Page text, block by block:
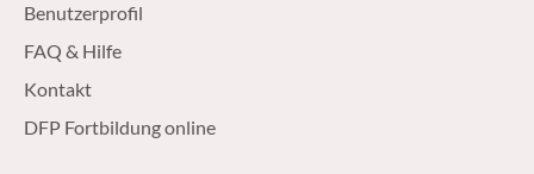
Benutzerprofil
FAQ & Hilfe
Kontakt
DFP Fortbildung online